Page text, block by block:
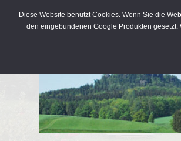
Ferienwohnung in
Diese Website benutzt Cookies. Wenn Sie die
den eingebundenen Google Produkten